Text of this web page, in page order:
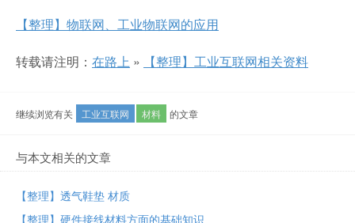
【整理】物联网、工业物联网的应用
转载请注明： 在路上 » 【整理】工业互联网相关资料
继续浏览有关 工业互联网 材料 的文章
与本文相关的文章
【整理】透气鞋垫 材质
【整理】硬件接线材料方面的基础知识